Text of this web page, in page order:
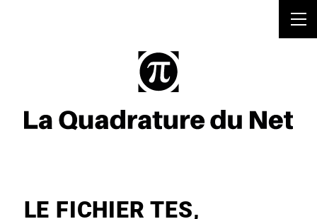
LE FICHIER TES,